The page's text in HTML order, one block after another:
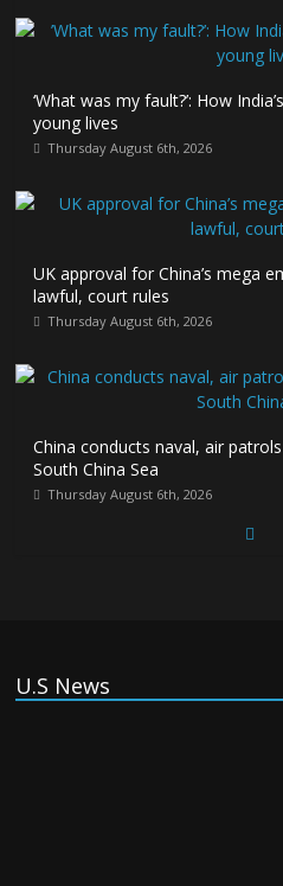
‘What was my fault?’: How
young lives
Thursday August 6th, 2026
UK approval for China’s mega
lawful, court rules
Thursday August 6th, 2026
China conducts naval, air
South China Sea
Thursday August 6th, 2026
U.S News